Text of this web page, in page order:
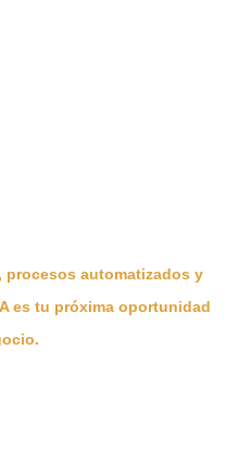
automatizados y
es tu próxima oportunidad